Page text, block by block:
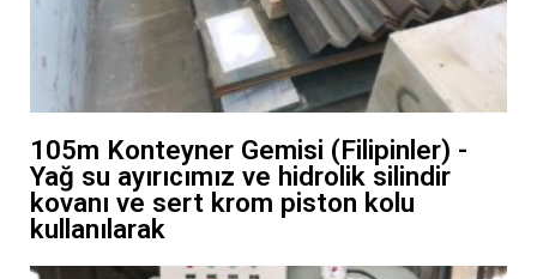
105m Konteyner Gemisi (Filipinler) -
Yağ su ayırıcımız ve hidrolik silindir
kovanı ve sert krom piston kolu
kullanılarak